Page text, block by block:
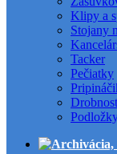
Klipy a
Stojany
Tacker
Pečiatky